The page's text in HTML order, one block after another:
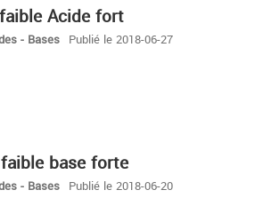
Acide fort
- Bases Publié le 2018-06-27
base forte
- Bases Publié le 2018-06-20